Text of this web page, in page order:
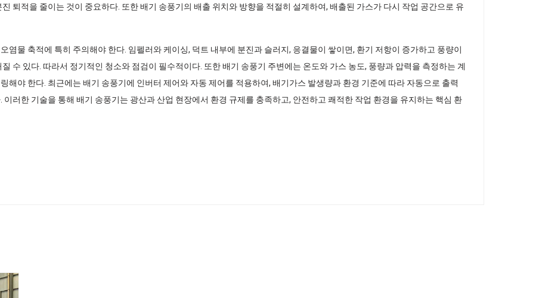
퇴적을 줄이는 것이 중요하다. 또한 배기 송풍기의 배출 위치와 방향을 적절히 설계하여, 배출된 가스가 다시 작업 공간으로 유
염물 축적에 특히 주의해야 한다. 임펠러와 케이싱, 덕트 내부에 분진과 슬러지, 응결물이 쌓이면, 환기 저항이 증가하고 풍량이
수 있다. 따라서 정기적인 청소와 점검이 필수적이다. 또한 배기 송풍기 주변에는 온도와 가스 농도, 풍량과 압력을 측정하는 계
해야 한다. 최근에는 배기 송풍기에 인버터 제어와 자동 제어를 적용하여, 배기가스 발생량과 환경 기준에 따라 자동으로 출력
러한 기술을 통해 배기 송풍기는 광산과 산업 현장에서 환경 규제를 충족하고, 안전하고 쾌적한 작업 환경을 유지하는 핵심 환